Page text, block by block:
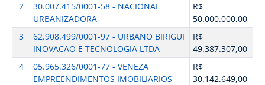
2
30.007.415/0001-58 - NACIONAL
URBANIZADORA
R$
50.000.000,00
3
62.908.499/0001-97 - URBANO BIRIGUI
INOVACAO E TECNOLOGIA LTDA
R$
49.387.307,00
4
05.965.326/0001-77 - VENEZA
EMPREENDIMENTOS IMOBILIARIOS
R$
30.142.649,00